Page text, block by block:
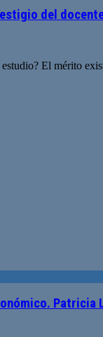
del
El mérito
Patricia